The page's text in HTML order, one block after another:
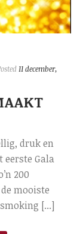
11 december,
druk en
eerste Gala
200
mooiste
[...]